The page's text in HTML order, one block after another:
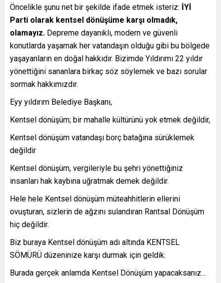
Öncelikle şunu net bir şekilde ifade etmek isteriz: İYİ
Parti olarak kentsel dönüşüme karşı olmadık,
olamayız. Depreme dayanıklı, modern ve güvenli
konutlarda yaşamak her vatandaşın olduğu gibi bu bölgede
yaşayanların en doğal hakkıdır. Bizimde Yıldırımı 22 yıldır
yönettiğini sananlara birkaç söz söylemek ve bazı sorular
sormak hakkımızdır.
Eyy yıldırım Belediye Başkanı,
Kentsel dönüşüm; bir mahalle kültürünü yok etmek değildir,
Kentsel dönüşüm vatandaşı borç batağına sürüklemek
değildir
Kentsel dönüşüm, vergileriyle bu şehri yönettiğiniz
insanları hak kaybına uğratmak demek değildir.
Hele hele Kentsel dönüşüm müteahhitlerin ellerini
ovuşturan, sizlerin de ağzını sulandıran Rantsal Dönüşüm
hiç değildir.
Biz buraya Kentsel dönüşüm adı altında KENTSEL
SÖMÜRÜ düzeninize karşı durmak için geldik.
Burada gerçek anlamda Kentsel Dönüşüm yapacaksanız…